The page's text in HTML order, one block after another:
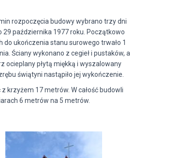
rozpoczęcia budowy wybrano trzy dni
października 1977 roku. Początkowo
ukończenia stanu surowego trwało 1
Ściany wykonano z cegieł i pustaków, a
ocieplany płytą miękką i wyszalowany
świątyni nastąpiło jej wykończenie.
krzyżem 17 metrów. W całość budowli
6 metrów na 5 metrów.